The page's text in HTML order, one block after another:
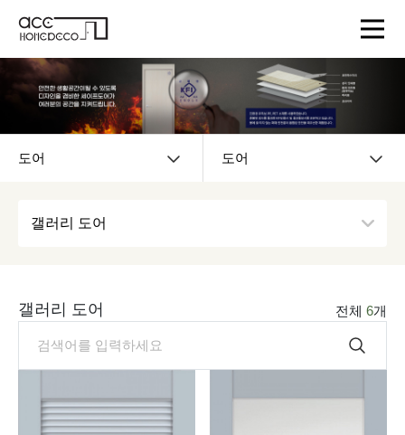
도어 도어
갤러리 도어
갤러리 도어 전체 6개